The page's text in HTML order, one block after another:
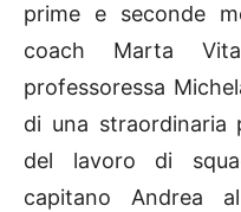
prime e seconde
coach Marta
professoressa
di una straordinaria
del lavoro di
capitano Andrea